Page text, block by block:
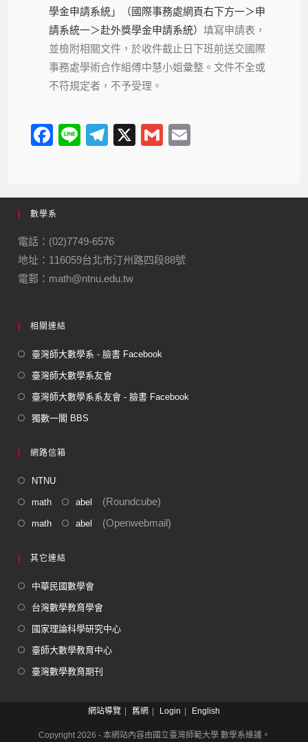
學金申請系統」（國際事務處網頁右下方一＞申
請系統一＞赴外獎學金申請系統）填寫申請表，
並檢附相關文件，於收件截止日下班前送交國際
事務處學術合作組傅中慧小姐彙整。文件不全或
不符規定者，不予受理。
F
e
b
o
o
k
Li
T
gr
m
X
G
數學系
電話：(02)7749-6576
地址：116059台北市汀州路四段88號
電郵：math@ntnu.edu.tw
相關連結
臺灣師大數學系 - 臉書 Facebook
臺灣師大數學系友會
臺灣師大數學系系友會 - 臉書 Facebook
獨數一閣 BBS
網路信箱
NTNU
math abel (Roundcube)
math abel (Openwebmail)
其它連結
中華民國數學會
台灣數學教育學會
國家理論科學研究中心
臺師大數學教育中心
臺灣數學教育期刊
網站導覽 舊網 Login English
Copyright 2026 - 本網站內容由國立臺灣師範大學 數學系維護。